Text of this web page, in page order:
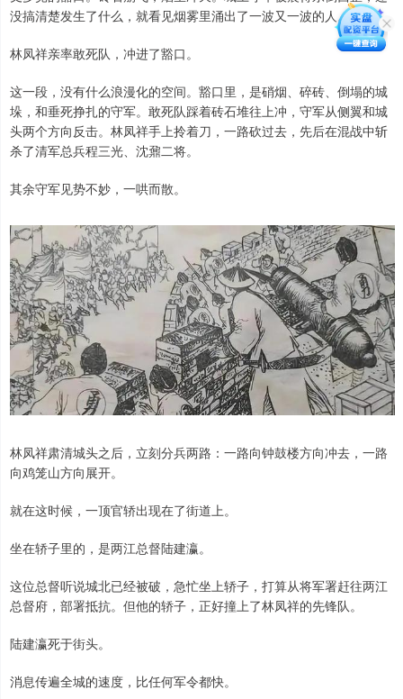
没搞清楚发生了什么，就看见烟雾里涌出了一波又一波的人。
林凤祥亲率敢死队，冲进了豁口。
这一段，没有什么浪漫化的空间。豁口里，是硝烟、碎砖、倒塌的城
垛，和垂死挣扎的守军。敢死队踩着砖石堆往上冲，守军从侧翼和城
头两个方向反击。林凤祥手上拎着刀，一路砍过去，先后在混战中斩
杀了清军总兵程三光、沈鼐二将。
其余守军见势不妙，一哄而散。
林凤祥肃清城头之后，立刻分兵两路：一路向钟鼓楼方向冲去，一路
向鸡笼山方向展开。
就在这时候，一顶官轿出现在了街道上。
坐在轿子里的，是两江总督陆建瀛。
这位总督听说城北已经被破，急忙坐上轿子，打算从将军署赶往两江
总督府，部署抵抗。但他的轿子，正好撞上了林凤祥的先锋队。
陆建瀛死于街头。
消息传遍全城的速度，比任何军令都快。